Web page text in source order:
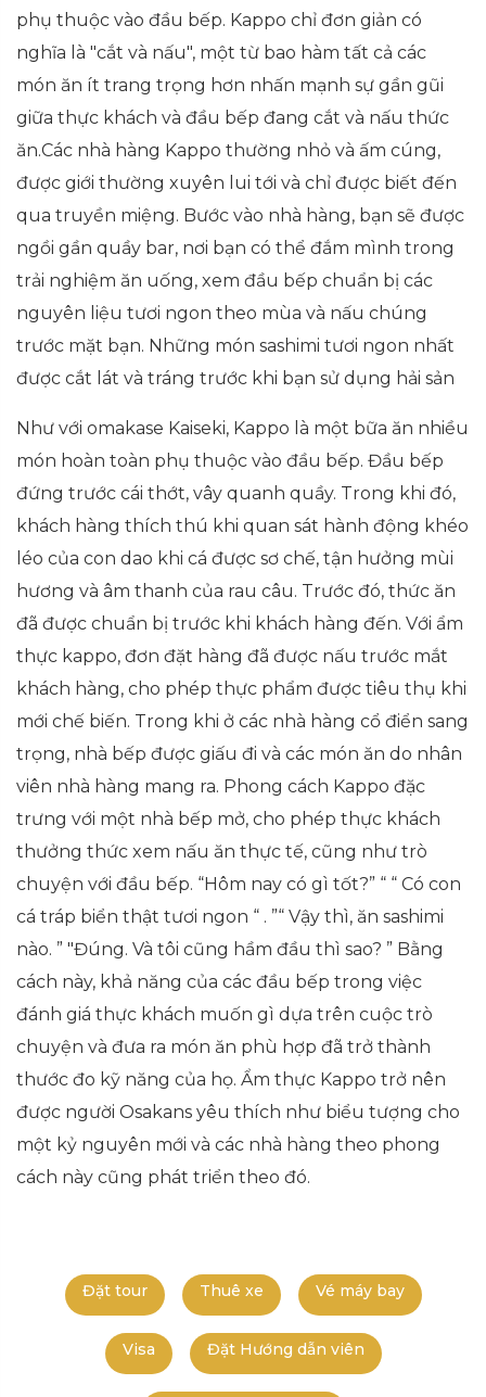
phụ thuộc vào đầu bếp. Kappo chỉ đơn giản có
nghĩa là "cắt và nấu", một từ bao hàm tất cả các
món ăn ít trang trọng hơn nhấn mạnh sự gần gũi
giữa thực khách và đầu bếp đang cắt và nấu thức
ăn.Các nhà hàng Kappo thường nhỏ và ấm cúng,
được giới thường xuyên lui tới và chỉ được biết đến
qua truyền miệng. Bước vào nhà hàng, bạn sẽ được
ngồi gần quầy bar, nơi bạn có thể đắm mình trong
trải nghiệm ăn uống, xem đầu bếp chuẩn bị các
nguyên liệu tươi ngon theo mùa và nấu chúng
trước mặt bạn. Những món sashimi tươi ngon nhất
được cắt lát và tráng trước khi bạn sử dụng hải sản
Như với omakase Kaiseki, Kappo là một bữa ăn nhiều
món hoàn toàn phụ thuộc vào đầu bếp. Đầu bếp
đứng trước cái thớt, vây quanh quầy. Trong khi đó,
khách hàng thích thú khi quan sát hành động khéo
léo của con dao khi cá được sơ chế, tận hưởng mùi
hương và âm thanh của rau câu. Trước đó, thức ăn
đã được chuẩn bị trước khi khách hàng đến. Với ẩm
thực kappo, đơn đặt hàng đã được nấu trước mắt
khách hàng, cho phép thực phẩm được tiêu thụ khi
mới chế biến. Trong khi ở các nhà hàng cổ điển sang
trọng, nhà bếp được giấu đi và các món ăn do nhân
viên nhà hàng mang ra. Phong cách Kappo đặc
trưng với một nhà bếp mở, cho phép thực khách
thưởng thức xem nấu ăn thực tế, cũng như trò
chuyện với đầu bếp. “Hôm nay có gì tốt?” “ “ Có con
cá tráp biển thật tươi ngon “ . ”“ Vậy thì, ăn sashimi
nào. ” "Đúng. Và tôi cũng hầm đầu thì sao? ” Bằng
cách này, khả năng của các đầu bếp trong việc
đánh giá thực khách muốn gì dựa trên cuộc trò
chuyện và đưa ra món ăn phù hợp đã trở thành
thước đo kỹ năng của họ. Ẩm thực Kappo trở nên
được người Osakans yêu thích như biểu tượng cho
một kỷ nguyên mới và các nhà hàng theo phong
cách này cũng phát triển theo đó.
Đặt tour Thuê xe Vé máy bay
Visa Đặt Hướng dẫn viên